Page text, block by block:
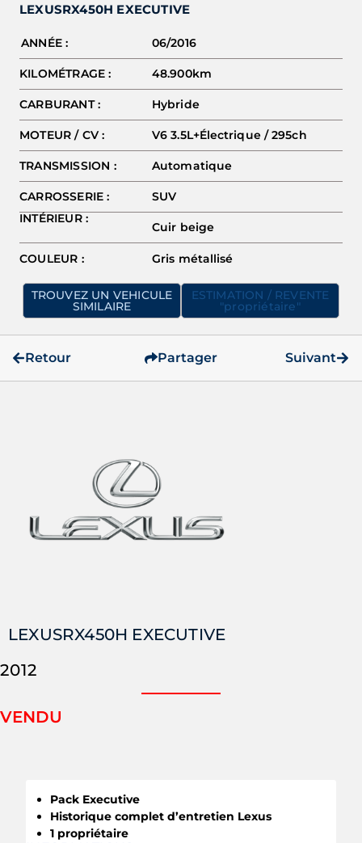
LEXUSRX450H EXECUTIVE
06/2016
ANNÉE :
48.900km
KILOMÉTRAGE :
CARBURANT : Hybride
MOTEUR / CV : V6 3.5L+Électrique / 295ch
TRANSMISSION : Automatique
CARROSSERIE :
SUV
INTÉRIEUR :
Cuir beige
COULEUR : Gris métallisé
TROUVEZ UN VEHICULE
SIMILAIRE
ESTIMATION / REVENTE
"propriétaire"
Retour Suivant
Partager
LEXUSRX450H EXECUTIVE
2012
VENDU
Pack Executive
Historique complet d’entretien Lexus
1 propriétaire